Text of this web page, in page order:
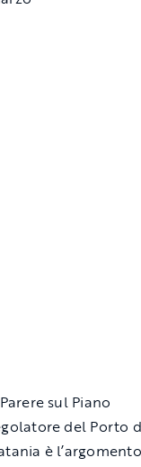
sul Piano
del Porto
è l’argomento